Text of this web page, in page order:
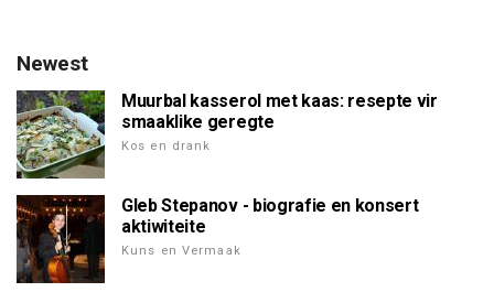
Newest
Muurbal kasserol met kaas: resepte vir
smaaklike geregte
Kos en drank
Gleb Stepanov - biografie en konsert
aktiwiteite
Kuns en Vermaak